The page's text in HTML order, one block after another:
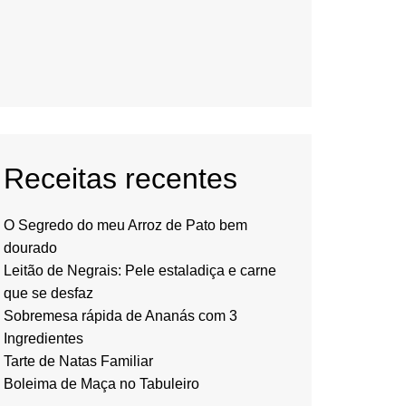
Receitas recentes
O Segredo do meu Arroz de Pato bem
dourado
Leitão de Negrais: Pele estaladiça e carne
que se desfaz
Sobremesa rápida de Ananás com 3
Ingredientes
Tarte de Natas Familiar
Boleima de Maça no Tabuleiro